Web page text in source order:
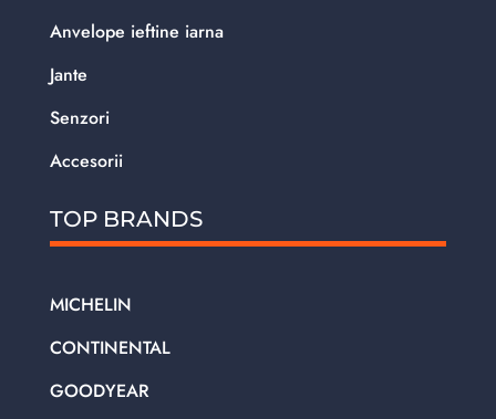
Anvelope ieftine iarna
Jante
Senzori
Accesorii
TOP BRANDS
MICHELIN
CONTINENTAL
GOODYEAR